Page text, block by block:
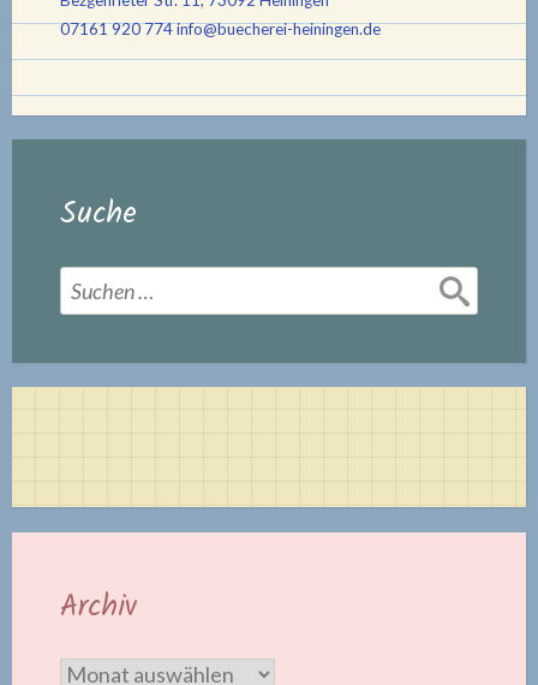
07161 920 774info@buecherei-heiningen.de
Suche
Suchen
nach:
Archiv
Archiv